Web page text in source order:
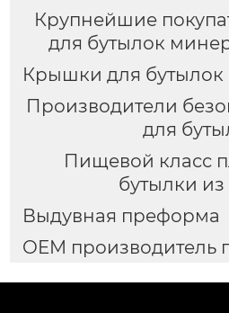
Крупнейшие
для бутылок
Крышки для бутылок
Производители
для
Пищевой класс
бутылки из
Выдувная преформа
OEM производитель